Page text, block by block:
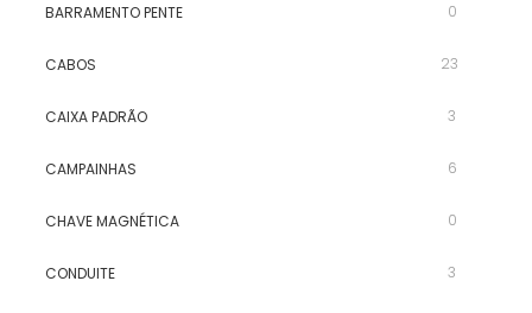
BARRAMENTO PENTE 0
CABOS 23
CAIXA PADRÃO 3
CAMPAINHAS 6
CHAVE MAGNÉTICA 0
CONDUITE 3